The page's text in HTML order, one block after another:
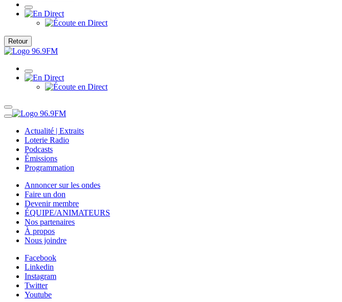
Retour
Actualité | Extraits
Loterie Radio
Podcasts
Émissions
Programmation
Annoncer sur les ondes
Faire un don
Devenir membre
ÉQUIPE/ANIMATEURS
Nos partenaires
À propos
Nous joindre
Facebook
Linkedin
Instagram
Twitter
Youtube